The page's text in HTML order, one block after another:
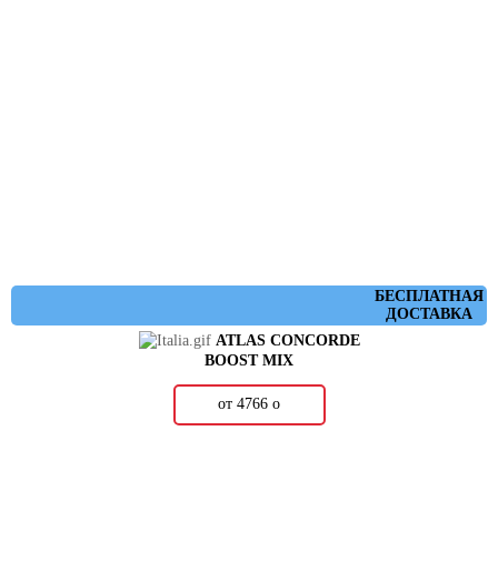
БЕСПЛАТНАЯ
ДОСТАВКА
ATLAS CONCORDE
BOOST MIX
от 4766 о